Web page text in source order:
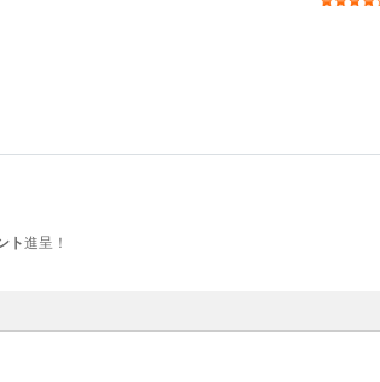
ト進呈！